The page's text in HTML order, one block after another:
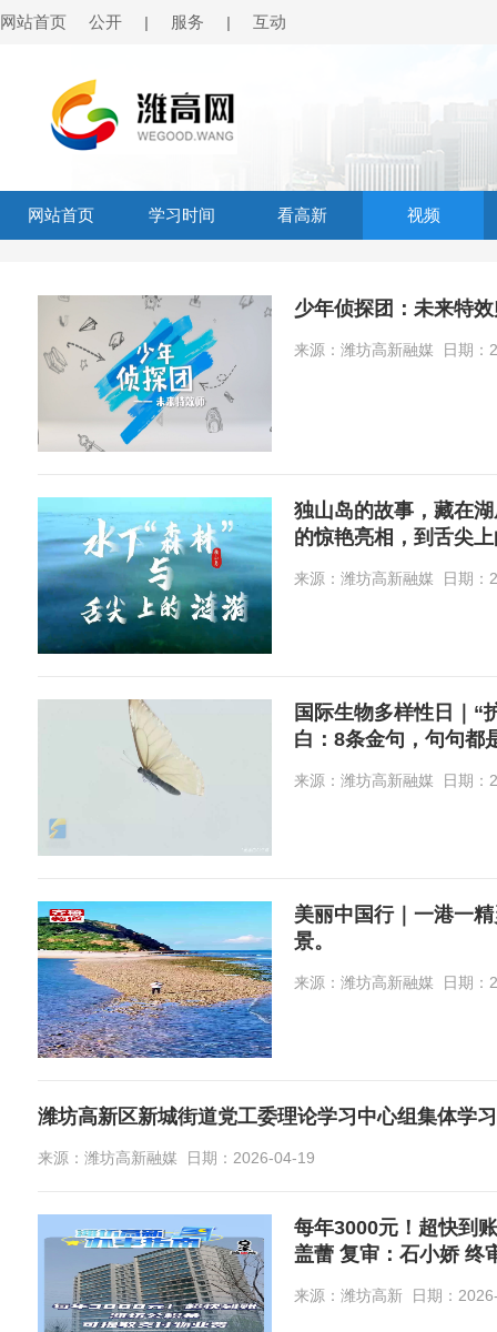
网站首页 公开 | 服务 | 互动
网站首页 学习时间 看高新 视频
少年侦探团：未来特
来源：潍坊高新融媒 日期：
独山岛的故事，藏在
的惊艳亮相，到舌尖
来源：潍坊高新融媒 日期：
国际生物多样性日｜“
白：8条金句，句句都
来源：潍坊高新融媒 日期：
美丽中国行｜一港一
景。
来源：潍坊高新融媒 日期：
潍坊高新区新城街道党工委理论学习中心组集体学习
来源：潍坊高新融媒 日期：2026-04-19
每年3000元！超快到账！
盖蕾 复审：石小娇 终
来源：潍坊高新 日期：